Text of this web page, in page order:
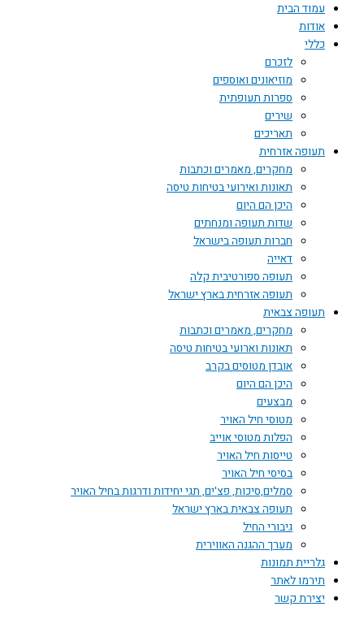
עמוד הבית
אודות
כללי
לזכרם
מוזיאונים ואוספים
ספרות תעופתית
שירים
תאריכים
תעופה אזרחית
מחקרים, מאמרים וכתבות
תאונות ואירועי בטיחות טיסה
היכן הם היום
שדות תעופה ומנחתים
חברות תעופה בישראל
דאייה
תעופה ספורטיבית קלה
תעופה אזרחית בארץ ישראל
תעופה צבאית
מחקרים, מאמרים וכתבות
תאונות וארועי בטיחות טיסה
אובדן מטוסים בקרב
היכן הם היום
מבצעים
מטוסי חיל האויר
הפלות מטוסי אוייב
טייסות חיל האויר
בסיסי חיל האויר
סמלים,סיכות, פצ'ים, תגי יחידות ודרגות בחיל האויר
תעופה צבאית בארץ ישראל
גיבורי החיל
מערך ההגנה האווירית
גלריית תמונות
תירמו לאתר
יצירת קשר